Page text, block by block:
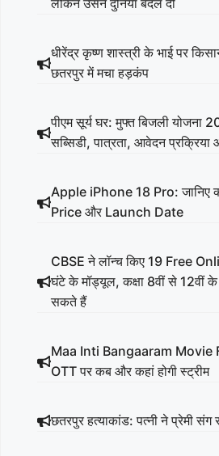
लेकिन उसने दुनिया बदल दी
धीरेंद्र कृष्ण शास्त्री के भाई पर
छतरपुर में मचा हड़कंप
पीएम सूर्य घर: मुफ्त बिजली
सब्सिडी, पात्रता, आवेदन
Apple iPhone 18 Pro: जानिए
Price और Launch Date
CBSE ने लॉन्च किए 19 Free
घंटे के मॉड्यूल, कक्षा 8वीं से 12वीं
सकते हैं
Maa Inti Bangaaram Movie
OTT पर कब और कहां होगी स्ट्रीम
छतरपुर हत्याकांड: पत्नी ने प्रेमी संग